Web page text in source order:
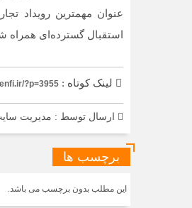
عنوان مهمترین رویداد
استقبال گسترده‌ای همراه
لینک کوتاه : ?p=3955
ارسال توسط : مدیریت
برچسب ها
این مطلب بدون برچسب می باشد.